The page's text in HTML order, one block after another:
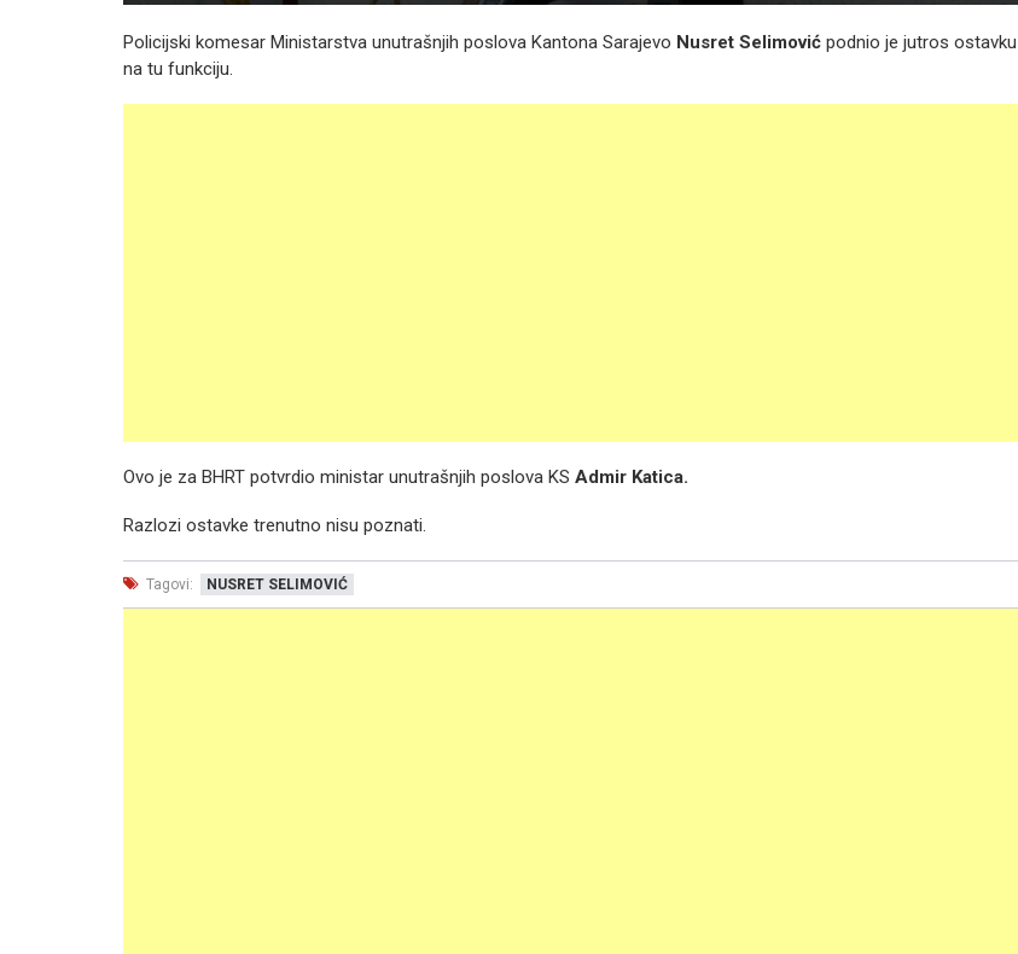
Policijski komesar Ministarstva unutrašnjih poslova Kantona Sarajevo Nusret Selimović podnio je jutros ostavku
na tu funkciju.
Ovo je za BHRT potvrdio ministar unutrašnjih poslova KS Admir Katica.
Razlozi ostavke trenutno nisu poznati.
Tagovi: NUSRET SELIMOVIĆ